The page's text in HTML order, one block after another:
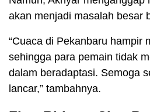
akan menjadi masalah besar
“Cuaca di Pekanbaru hampir
sehingga para pemain tidak
dalam beradaptasi. Semoga
lancar,” tambahnya.